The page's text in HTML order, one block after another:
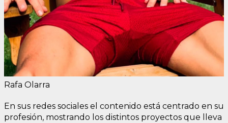
Rafa Olarra
En sus redes sociales el contenido está centrado en su
profesión, mostrando los distintos proyectos que lleva